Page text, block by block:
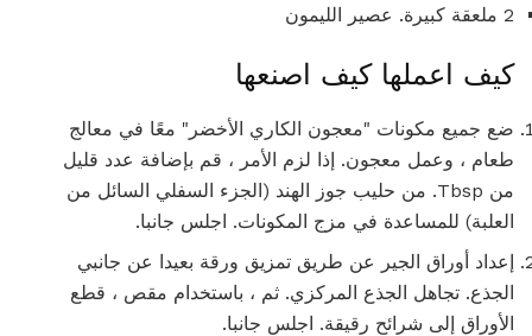
2 ملعقة كبيرة. عصير الليمون
كيف اعملها كيف اصنعها
ضع جميع مكونات "معجون الكاري الأخضر" معًا في معالج
طعام ، وعمل معجون. إذا لزم الأمر ، قم بإضافة عدد قليل
من Tbsp. من حليب جوز الهند (الجزء السفلي السائل من
العلبة) للمساعدة في مزج المكونات. اجلس جانبا.
إعداد أوراق الجير عن طريق تمزيق ورقة بعيدا عن جانبي
الجذع. تجاهل الجذع المركزي. ثم ، باستخدام مقص ، قطع
الأوراق إلى شرائح رقيقة. اجلس جانبا.